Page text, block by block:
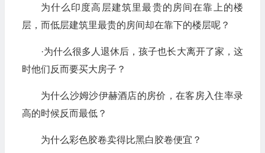
为什么印度高层建筑里最贵的房间在靠上的楼
层，而低层建筑里最贵的房间却在靠下的楼层呢？
·为什么很多人退休后，孩子也长大离开了家，这
时他们反而要买大房子？
为什么沙姆沙伊赫酒店的房价，在客房入住率录
高的时候反而最低？
为什么彩色胶卷卖得比黑白胶卷便宜？